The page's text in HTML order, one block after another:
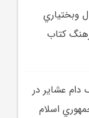
وبختياري
کتاب
دام عشاير در
اسلام